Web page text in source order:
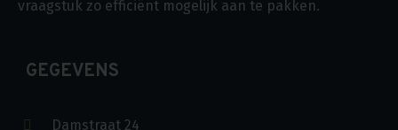
vraagstuk zo efficiënt mogelijk aan te pakken.
GEGEVENS
Damstraat 24